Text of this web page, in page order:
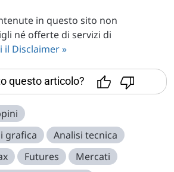
in questo sito non
né offerte di servizi di
il Disclaimer »
questo articolo?
grafica
Analisi tecnica
Futures
Mercati